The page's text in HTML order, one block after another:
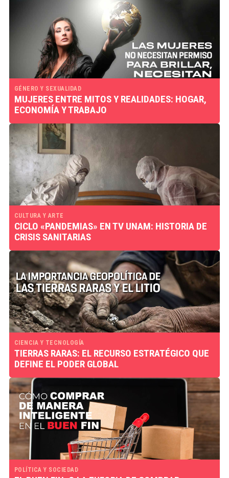
GÉNERO Y SEXUALIDAD
MUJERES ENTRE MITOS Y REALIDADES: HOGAR,
ECONOMÍA Y TRABAJO
CULTURA Y ARTE
CICLO «PANDEMIAS» EN TV UNAM: HISTORIA DE
CRISIS SANITARIAS
CIENCIA Y TECNOLOGÍA
TIERRAS RARAS: EL RECURSO ESTRATÉGICO QUE
DEFINE EL PODER GLOBAL
POLÍTICA Y SOCIEDAD